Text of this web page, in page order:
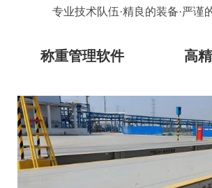
专业技术队伍·精良的装备·严谨
称重管理软件 高